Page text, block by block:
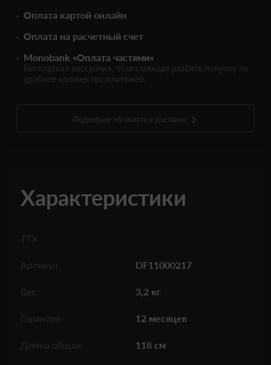
Оплата картой онлайн
Оплата на расчетный счет
Monobank «Оплата частями»
Бесплатная рассрочка, позволяющая разбить покупку на
удобное количество платежей.
Подробнее об оплате и доставке
Характеристики
ТТХ
Артикул DF11000217
Вес 3,2 кг
Гарантия 12 месяцев
Длина общая 118 см